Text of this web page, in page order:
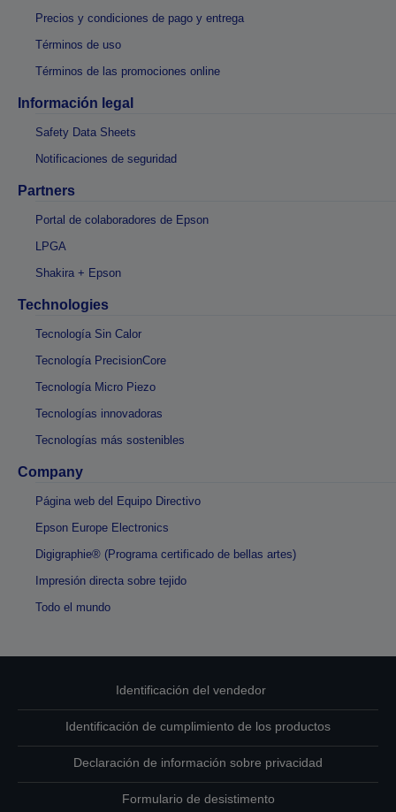
Precios y condiciones de pago y entrega
Términos de uso
Términos de las promociones online
Información legal
Safety Data Sheets
Notificaciones de seguridad
Partners
Portal de colaboradores de Epson
LPGA
Shakira + Epson
Technologies
Tecnología Sin Calor
Tecnología PrecisionCore
Tecnología Micro Piezo
Tecnologías innovadoras
Tecnologías más sostenibles
Company
Página web del Equipo Directivo
Epson Europe Electronics
Digigraphie® (Programa certificado de bellas artes)
Impresión directa sobre tejido
Todo el mundo
Identificación del vendedor
Identificación de cumplimiento de los productos
Declaración de información sobre privacidad
Formulario de desistimento